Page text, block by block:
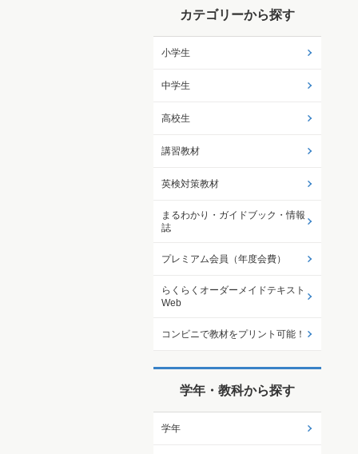
カテゴリーから探す
小学生
中学生
高校生
講習教材
英検対策教材
まるわかり・ガイドブック・情報
誌
プレミアム会員（年度会費）
らくらくオーダーメイドテキスト
Web
コンビニで教材をプリント可能！
学年・教科から探す
学年